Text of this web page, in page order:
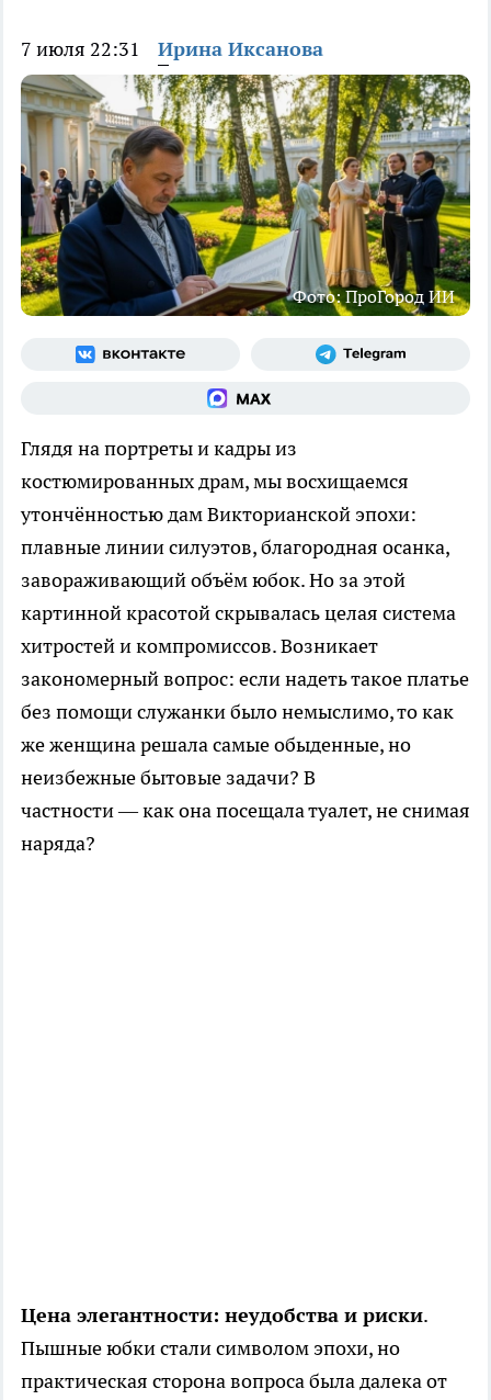
7 июля 22:31 Ирина Иксанова
Фото: ПроГород ИИ
Глядя на портреты и кадры из
костюмированных драм, мы восхищаемся
утончённостью дам Викторианской эпохи:
плавные линии силуэтов, благородная осанка,
завораживающий объём юбок. Но за этой
картинной красотой скрывалась целая система
хитростей и компромиссов. Возникает
закономерный вопрос: если надеть такое платье
без помощи служанки было немыслимо, то как
же женщина решала самые обыденные, но
неизбежные бытовые задачи? В
частности — как она посещала туалет, не снимая
наряда?
Цена элегантности: неудобства и риски.
Пышные юбки стали символом эпохи, но
практическая сторона вопроса была далека от